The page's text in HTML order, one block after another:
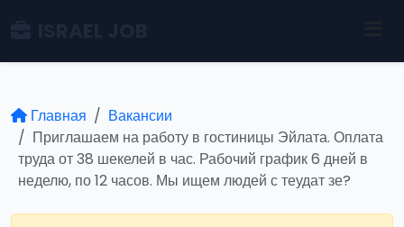
Главная
Вакансии
Приглашаем на работу в гостиницы Эйлата. Оплата
труда от 38 шекелей в час. Рабочий график 6 дней в
неделю, по 12 часов. Мы ищем людей с теудат зе?